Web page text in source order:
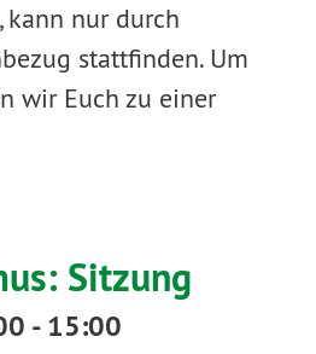
kann nur durch
stattfinden. Um
wir Euch zu einer
Sitzung
- 15:00